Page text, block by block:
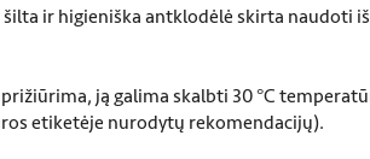
ir higieniška antklodėlė skirta naudoti
ją galima skalbti 30 °C
etiketėje nurodytų rekomendacijų).